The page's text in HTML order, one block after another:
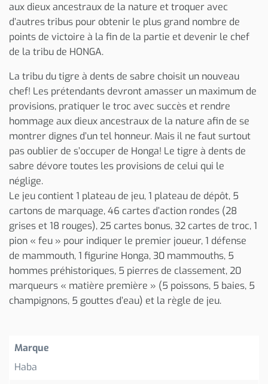
aux dieux ancestraux de la nature et troquer avec
d’autres tribus pour obtenir le plus grand nombre de
points de victoire à la fin de la partie et devenir le chef
de la tribu de HONGA.
La tribu du tigre à dents de sabre choisit un nouveau
chef! Les prétendants devront amasser un maximum de
provisions, pratiquer le troc avec succès et rendre
hommage aux dieux ancestraux de la nature afin de se
montrer dignes d’un tel honneur. Mais il ne faut surtout
pas oublier de s’occuper de Honga! Le tigre à dents de
sabre dévore toutes les provisions de celui qui le
néglige.
Le jeu contient 1 plateau de jeu, 1 plateau de dépôt, 5
cartons de marquage, 46 cartes d’action rondes (28
grises et 18 rouges), 25 cartes bonus, 32 cartes de troc, 1
pion « feu » pour indiquer le premier joueur, 1 défense
de mammouth, 1 figurine Honga, 30 mammouths, 5
hommes préhistoriques, 5 pierres de classement, 20
marqueurs « matière première » (5 poissons, 5 baies, 5
champignons, 5 gouttes d’eau) et la règle de jeu.
Marque
Haba